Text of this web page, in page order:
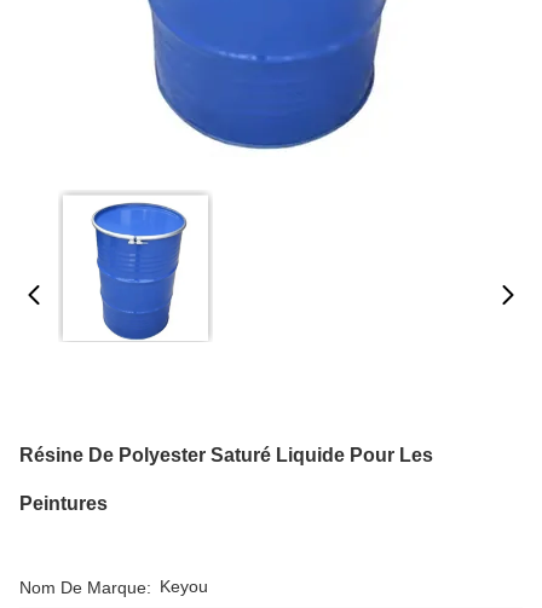
Résine De Polyester Saturé Liquide Pour Les
Peintures
Nom De Marque: Keyou